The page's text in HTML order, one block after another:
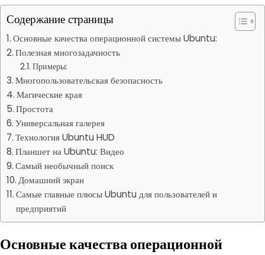
Содержание страницы
Основные качества операционной системы Ubuntu:
Полезная многозадачность
Примеры:
Многопользовательская безопасность
Магические края
Простота
Универсальная галерея
Технология Ubuntu HUD
Планшет на Ubuntu: Видео
Самый необычный поиск
Домашний экран
Самые главные плюсы Ubuntu для пользователей и
предприятий
Основные качества операционной